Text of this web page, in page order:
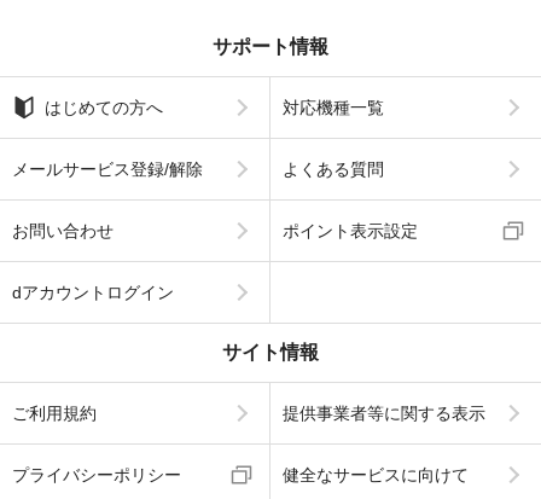
サポート情報
はじめての方へ 対応機種一覧
メールサービス登録/解除 よくある質問
お問い合わせ ポイント表示設定
dアカウントログイン
サイト情報
ご利用規約 提供事業者等に関する表示
プライバシーポリシー 健全なサービスに向けて